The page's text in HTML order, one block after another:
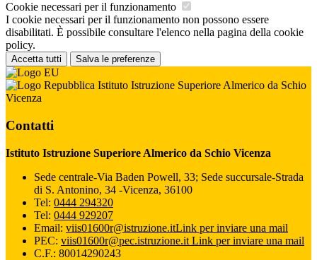
Cookie necessari per il funzionamento
I cookie necessari per il funzionamento non possono essere
disabilitati. È possibile consultare l'elenco nella pagina della cookie
policy.
Accetta tutti Salva le preferenze
Istituto Istruzione Superiore Almerico da Schio
Vicenza
Contatti
Istituto Istruzione Superiore Almerico da Schio Vicenza
Sede centrale-Via Baden Powell, 33; Sede succursale-Strada
di S. Antonino, 34 -Vicenza, 36100
Tel: 0444 294320
Tel: 0444 929207
Email: viis01600r@istruzione.itLink per inviare una mail
PEC: viis01600r@pec.istruzione.it Link per inviare una mail
C.F.: 80014290243